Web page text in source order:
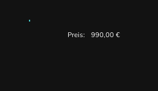
990,00 €
Preis: